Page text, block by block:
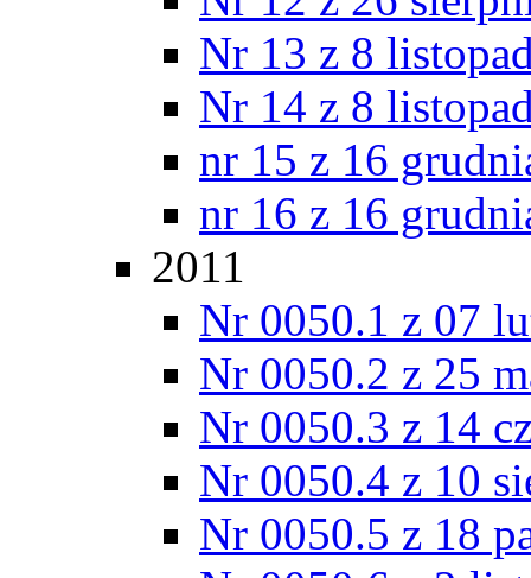
Nr 13 z 8
Nr 14 z 8
nr 15 z 16
nr 16 z 16
2011
Nr 0050.1 z 07
Nr 0050.2 z 25
Nr 0050.3 z 14
Nr 0050.4 z 10
Nr 0050.5 z 18